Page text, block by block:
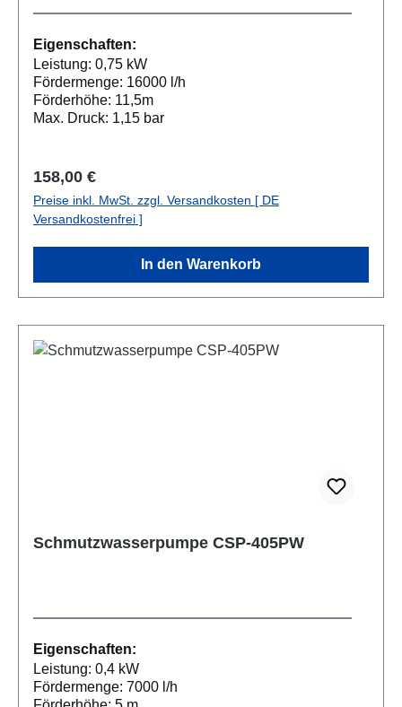
Eigenschaften:
Leistung: 0,75 kW
Fördermenge: 16000 l/h
Förderhöhe: 11,5m
Max. Druck: 1,15 bar
Regulärer Preis:
158,00 €
Preise inkl. MwSt. zzgl. Versandkosten [ DE
Versandkostenfrei ]
In den Warenkorb
Schmutzwasserpumpe CSP-405PW
Eigenschaften:
Leistung: 0,4 kW
Fördermenge: 7000 l/h